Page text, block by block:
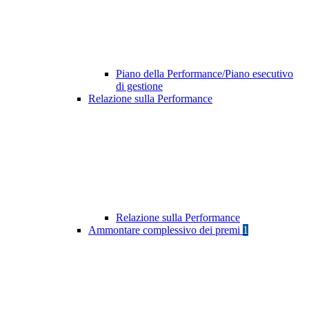
Piano della Performance/Piano esecutivo
di gestione
Relazione sulla Performance
Relazione sulla Performance
Ammontare complessivo dei premi 1